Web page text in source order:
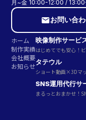
月~金 10:00-12:00 /
emailお問い合
ホーム
制作実績
会社概要
お知らせ
映像制作サービ
はじめてでも安心！
タテウル
ショート動画×3Dマ
SNS運用代行サ
まるっとおまかせ！